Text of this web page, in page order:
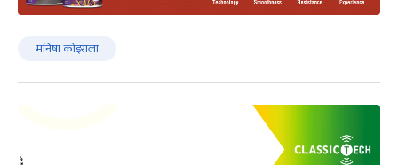
मनिषा कोइराला